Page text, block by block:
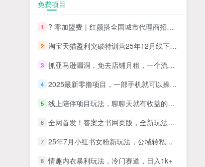
免费项目
1 ? 零加盟费｜红颜搭全国城市代理商招募正式启动！
2 淘宝天猫盈利突破特训营25年12月线下课，系统性的深度剖析电商企业经营之道，打造电商标准化运营体系
3 抓亚马逊漏洞，免去店铺月租，一个流量大竞争小，让你有机会成大卖的赛道
4 2025最新零撸项目，一部手机就可以操作，20秒一单，零投入纯薅羊毛，无门槛，一天200+【揭秘】
5 线上陪伴项目玩法，聊聊天就有收益的项目，一个月收益5000+
6 全网首发！答案之书网页版，全新玩法，搭配文档和网页，日入1k+零门槛小白首选副业
7 25年7月小红书女粉新玩法，公域转私域变现，日轻松变现2张+，5分钟简单复制好上手
8 情趣内衣暴利玩法，冷门赛道，日入1k+